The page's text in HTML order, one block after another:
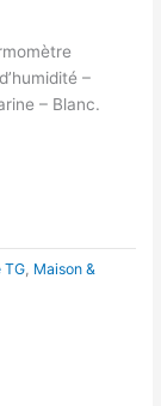
–
– Blanc.
TG Maison &